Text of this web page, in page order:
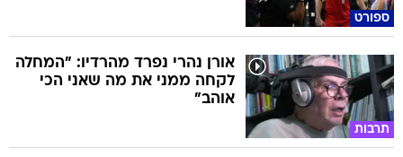
ספורט
תרבות
אורן נהרי נפרד מהרדיו: "המחלה
לקחה ממני את מה שאני הכי
אוהב"